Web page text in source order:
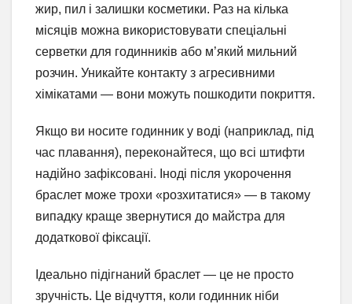
жир, пил і залишки косметики. Раз на кілька
місяців можна використовувати спеціальні
серветки для годинників або м’який мильний
розчин. Уникайте контакту з агресивними
хімікатами — вони можуть пошкодити покриття.
Якщо ви носите годинник у воді (наприклад, під
час плавання), переконайтеся, що всі штифти
надійно зафіксовані. Іноді після укорочення
браслет може трохи «розхитатися» — в такому
випадку краще звернутися до майстра для
додаткової фіксації.
Ідеально підігнаний браслет — це не просто
зручність. Це відчуття, коли годинник ніби